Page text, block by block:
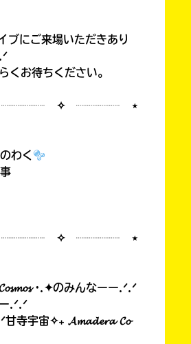
にご来場いただきあり
くお待ちください。
✧ ┈┈┈┈ ⋆
わく
✧ ┈┈┈┈ ⋆
·.✦のみんなーー.ᐟ.ᐟ
.ᐟ.ᐟ
甘寺宇宙✧₊ 𝓐𝓶𝓪𝓭𝓮𝓻𝓪 𝓒𝓸